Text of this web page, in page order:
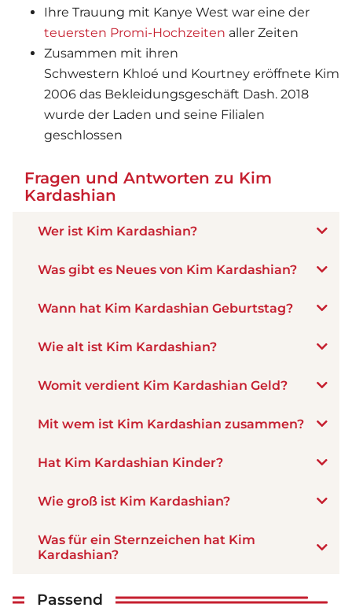
Ihre Trauung mit Kanye West war eine der
teuersten Promi-Hochzeiten aller Zeiten
Zusammen mit ihren
Schwestern Khloé und Kourtney eröffnete Kim
2006 das Bekleidungsgeschäft Dash. 2018
wurde der Laden und seine Filialen
geschlossen
Fragen und Antworten zu Kim
Kardashian
Wer ist Kim Kardashian?
Was gibt es Neues von Kim Kardashian?
Wann hat Kim Kardashian Geburtstag?
Wie alt ist Kim Kardashian?
Womit verdient Kim Kardashian Geld?
Mit wem ist Kim Kardashian zusammen?
Hat Kim Kardashian Kinder?
Wie groß ist Kim Kardashian?
Was für ein Sternzeichen hat Kim
Kardashian?
Passend